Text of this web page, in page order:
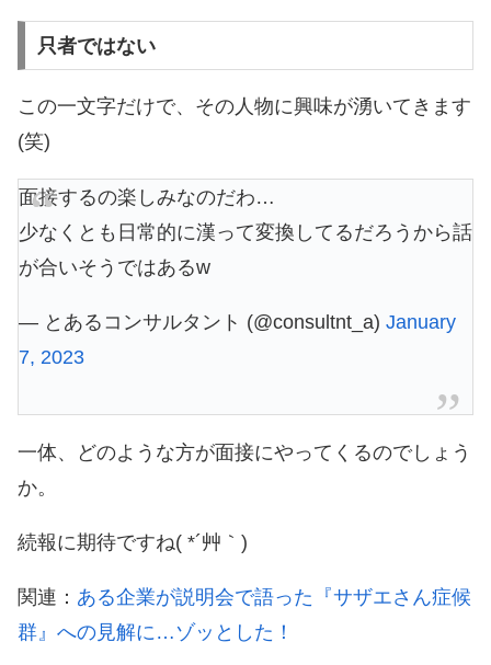
只者ではない
この一文字だけで、その人物に興味が湧いてきます
(笑)
面接するの楽しみなのだわ…
少なくとも日常的に漢って変換してるだろうから話
が合いそうではあるw
— とあるコンサルタント (@consultnt_a) January
7, 2023
一体、どのような方が面接にやってくるのでしょう
か。
続報に期待ですね( *´艸｀)
関連： ある企業が説明会で語った『サザエさん症候
群』への見解に…ゾッとした！